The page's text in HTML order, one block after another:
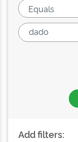
Add filters: